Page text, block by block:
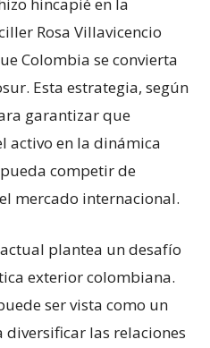
Rosa Villavicencio
Colombia se convierta
Esta estrategia, según
garantizar que
activo en la dinámica
competir de
mercado internacional.
plantea un desafío
exterior colombiana.
ser vista como un
las relaciones